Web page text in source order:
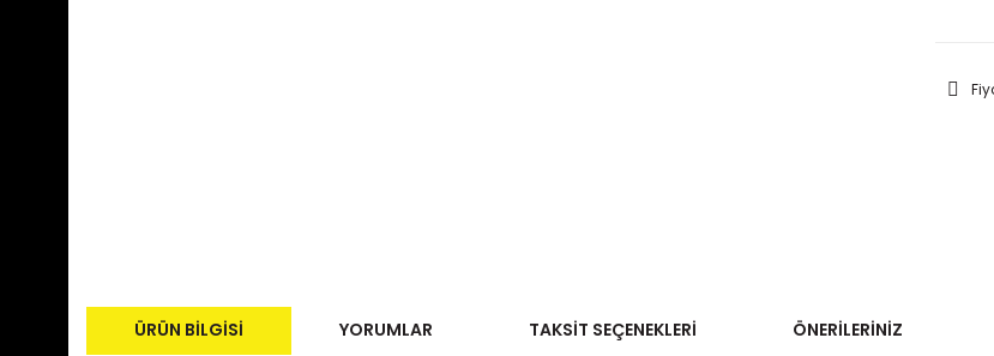
ÜRÜN BILGISI YORUMLAR TAKSIT SEÇENEKLERI ÖNERILERINIZ